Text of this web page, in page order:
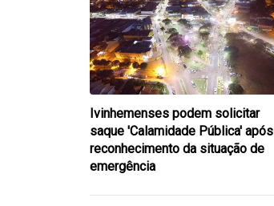
Ivinhemenses podem solicitar
saque 'Calamidade Pública' após
reconhecimento da situação de
emergência